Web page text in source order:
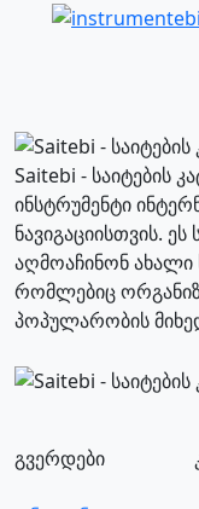
Saitebi - საიტების
ინსტრუმენტი
ნავიგაციისთვის.
აღმოაჩინონ ახალი
რომლებიც
პოპულარობის
გვერდები